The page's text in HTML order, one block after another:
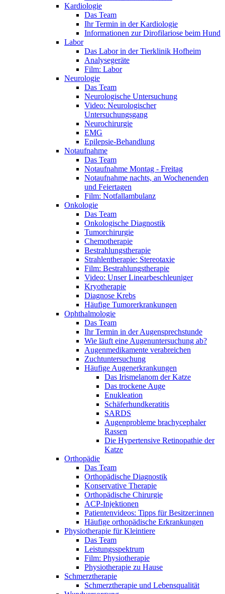
Kardiologie
Das Team
Ihr Termin in der Kardiologie
Informationen zur Dirofilariose beim Hund
Labor
Das Labor in der Tierklinik Hofheim
Analysegeräte
Film: Labor
Neurologie
Das Team
Neurologische Untersuchung
Video: Neurologischer
Untersuchungsgang
Neurochirurgie
EMG
Epilepsie-Behandlung
Notaufnahme
Das Team
Notaufnahme Montag - Freitag
Notaufnahme nachts, an Wochenenden
und Feiertagen
Film: Notfallambulanz
Onkologie
Das Team
Onkologische Diagnostik
Tumorchirurgie
Chemotherapie
Bestrahlungstherapie
Strahlentherapie: Stereotaxie
Film: Bestrahlungstherapie
Video: Unser Linearbeschleuniger
Kryotherapie
Diagnose Krebs
Häufige Tumorerkrankungen
Ophthalmologie
Das Team
Ihr Termin in der Augensprechstunde
Wie läuft eine Augenuntersuchung ab?
Augenmedikamente verabreichen
Zuchtuntersuchung
Häufige Augenerkrankungen
Das Irismelanom der Katze
Das trockene Auge
Enukleation
Schäferhundkeratitis
SARDS
Augenprobleme brachycephaler
Rassen
Die Hypertensive Retinopathie der
Katze
Orthopädie
Das Team
Orthopädische Diagnostik
Konservative Therapie
Orthopädische Chirurgie
ACP-Injektionen
Patientenvideos: Tipps für Besitzer:innen
Häufige orthopädische Erkrankungen
Physiotherapie für Kleintiere
Das Team
Leistungsspektrum
Film: Physiotherapie
Physiotherapie zu Hause
Schmerztherapie
Schmerztherapie und Lebensqualität